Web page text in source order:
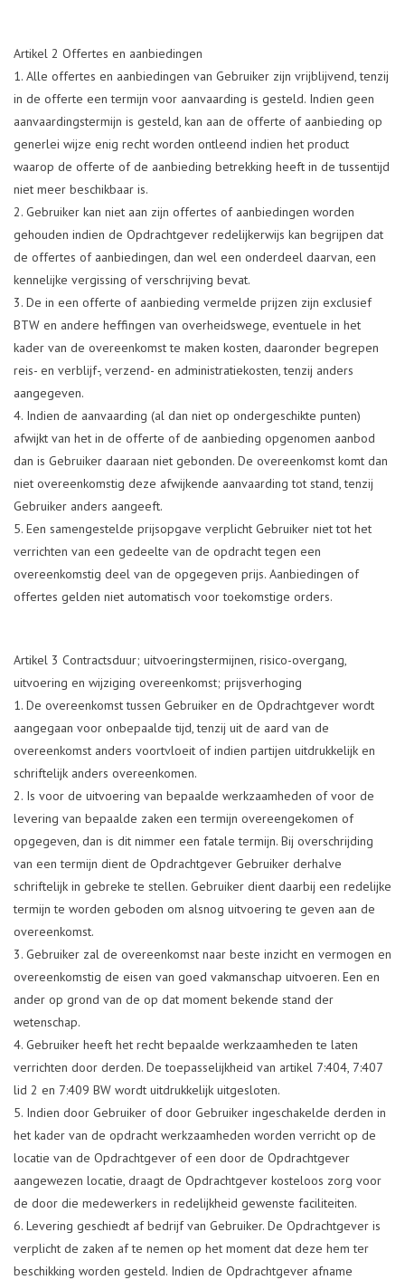
Artikel 2 Offertes en aanbiedingen
Alle offertes en aanbiedingen van Gebruiker zijn vrijblijvend, tenzij
in de offerte een termijn voor aanvaarding is gesteld. Indien geen
aanvaardingstermijn is gesteld, kan aan de offerte of aanbieding op
generlei wijze enig recht worden ontleend indien het product
waarop de offerte of de aanbieding betrekking heeft in de tussentijd
niet meer beschikbaar is.
Gebruiker kan niet aan zijn offertes of aanbiedingen worden
gehouden indien de Opdrachtgever redelijkerwijs kan begrijpen dat
de offertes of aanbiedingen, dan wel een onderdeel daarvan, een
kennelijke vergissing of verschrijving bevat.
De in een offerte of aanbieding vermelde prijzen zijn exclusief
BTW en andere heffingen van overheidswege, eventuele in het
kader van de overeenkomst te maken kosten, daaronder begrepen
reis- en verblijf-, verzend- en administratiekosten, tenzij anders
aangegeven.
Indien de aanvaarding (al dan niet op ondergeschikte punten)
afwijkt van het in de offerte of de aanbieding opgenomen aanbod
dan is Gebruiker daaraan niet gebonden. De overeenkomst komt dan
niet overeenkomstig deze afwijkende aanvaarding tot stand, tenzij
Gebruiker anders aangeeft.
Een samengestelde prijsopgave verplicht Gebruiker niet tot het
verrichten van een gedeelte van de opdracht tegen een
overeenkomstig deel van de opgegeven prijs. Aanbiedingen of
offertes gelden niet automatisch voor toekomstige orders.
Artikel 3 Contractsduur; uitvoeringstermijnen, risico-overgang,
uitvoering en wijziging overeenkomst; prijsverhoging
De overeenkomst tussen Gebruiker en de Opdrachtgever wordt
aangegaan voor onbepaalde tijd, tenzij uit de aard van de
overeenkomst anders voortvloeit of indien partijen uitdrukkelijk en
schriftelijk anders overeenkomen.
Is voor de uitvoering van bepaalde werkzaamheden of voor de
levering van bepaalde zaken een termijn overeengekomen of
opgegeven, dan is dit nimmer een fatale termijn. Bij overschrijding
van een termijn dient de Opdrachtgever Gebruiker derhalve
schriftelijk in gebreke te stellen. Gebruiker dient daarbij een redelijke
termijn te worden geboden om alsnog uitvoering te geven aan de
overeenkomst.
Gebruiker zal de overeenkomst naar beste inzicht en vermogen en
overeenkomstig de eisen van goed vakmanschap uitvoeren. Een en
ander op grond van de op dat moment bekende stand der
wetenschap.
Gebruiker heeft het recht bepaalde werkzaamheden te laten
verrichten door derden. De toepasselijkheid van artikel 7:404, 7:407
lid 2 en 7:409 BW wordt uitdrukkelijk uitgesloten.
Indien door Gebruiker of door Gebruiker ingeschakelde derden in
het kader van de opdracht werkzaamheden worden verricht op de
locatie van de Opdrachtgever of een door de Opdrachtgever
aangewezen locatie, draagt de Opdrachtgever kosteloos zorg voor
de door die medewerkers in redelijkheid gewenste faciliteiten.
Levering geschiedt af bedrijf van Gebruiker. De Opdrachtgever is
verplicht de zaken af te nemen op het moment dat deze hem ter
beschikking worden gesteld. Indien de Opdrachtgever afname